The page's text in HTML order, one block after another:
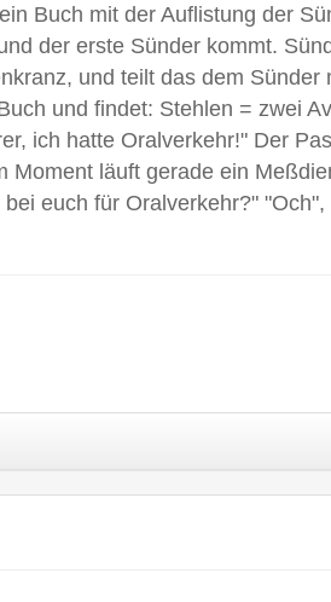
Buch mit der Auflistung der
der erste Sünder kommt.
und teilt das dem
und findet: Stehlen = zwei
ich hatte Oralverkehr!" Der
läuft gerade ein
euch für Oralverkehr?"